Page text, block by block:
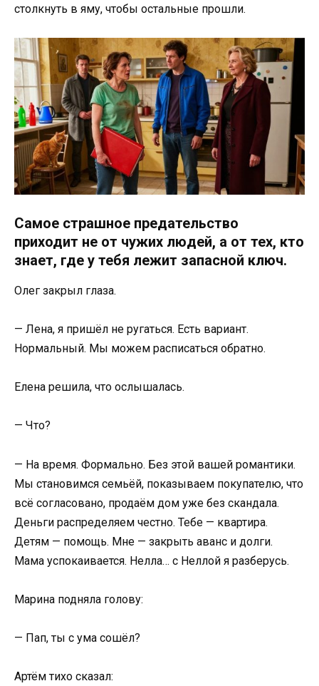
столкнуть в яму, чтобы остальные прошли.
Самое страшное предательство
приходит не от чужих людей, а от тех, кто
знает, где у тебя лежит запасной ключ.
Олег закрыл глаза.
— Лена, я пришёл не ругаться. Есть вариант.
Нормальный. Мы можем расписаться обратно.
Елена решила, что ослышалась.
— Что?
— На время. Формально. Без этой вашей романтики.
Мы становимся семьёй, показываем покупателю, что
всё согласовано, продаём дом уже без скандала.
Деньги распределяем честно. Тебе — квартира.
Детям — помощь. Мне — закрыть аванс и долги.
Мама успокаивается. Нелла… с Неллой я разберусь.
Марина подняла голову:
— Пап, ты с ума сошёл?
Артём тихо сказал: